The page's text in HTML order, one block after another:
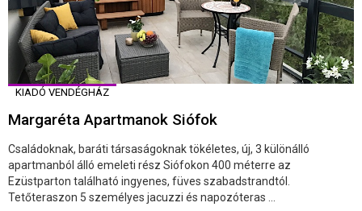
KIADÓ VENDÉGHÁZ
Margaréta Apartmanok Siófok
Családoknak, baráti társaságoknak tökéletes, új, 3 különálló
apartmanból álló emeleti rész Siófokon 400 méterre az
Ezüstparton található ingyenes, füves szabadstrandtól.
Tetőteraszon 5 személyes jacuzzi és napozóteras ...